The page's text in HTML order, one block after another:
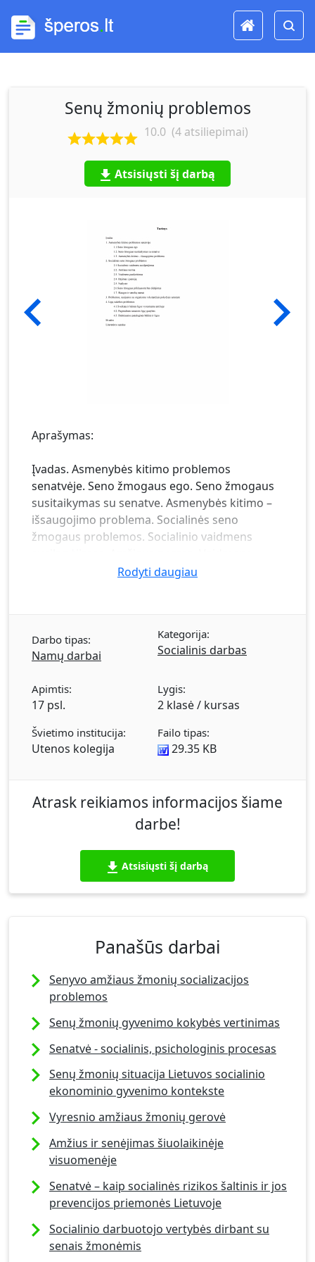
Senų žmonių problemos
10.0 (4atsiliepimai)
Atsisiųsti šį darbą
Aprašymas:
Įvadas. Asmenybės kitimo problemos
senatvėje. Seno žmogaus ego. Seno žmogaus
susitaikymas su senatve. Asmenybės kitimo –
išsaugojimo problema. Socialinės seno
žmogaus problemos. Socialinio vaidmens
pasikeitimas. Išėjimas į pensiją. Našlystė. Seno
Ligų sukeltos problemos. Sveikata ir lėtinės
ligos vyresniame amžiuje. Pagrindinės
patologinės būklės ir ligos. Išvados.
Rodyti daugiau
Darbo tipas:
Namų darbai
Kategorija:
Socialinis darbas
Apimtis:
17 psl.
Lygis:
2 klasė / kursas
Švietimo institucija:
Utenos kolegija
Failo tipas:
29.35 KB
Atrask reikiamos informacijos šiame
darbe!
Atsisiųsti šį darbą
Panašūs darbai
Senyvo amžiaus žmonių socializacijos
problemos
Senų žmonių gyvenimo kokybės vertinimas
Senatvė - socialinis, psichologinis procesas
Senų žmonių situacija Lietuvos socialinio
ekonominio gyvenimo kontekste
Vyresnio amžiaus žmonių gerovė
Amžius ir senėjimas šiuolaikinėje
visuomenėje
Senatvė – kaip socialinės rizikos šaltinis ir jos
prevencijos priemonės Lietuvoje
Socialinio darbuotojo vertybės dirbant su
senais žmonėmis